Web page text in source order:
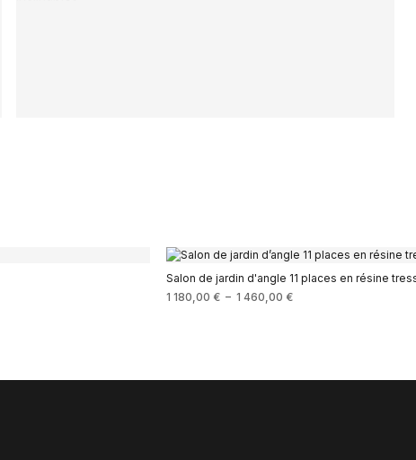
Salon de jardin d'angle 11 places en résine
1 180,00 € – 1 460,00 €